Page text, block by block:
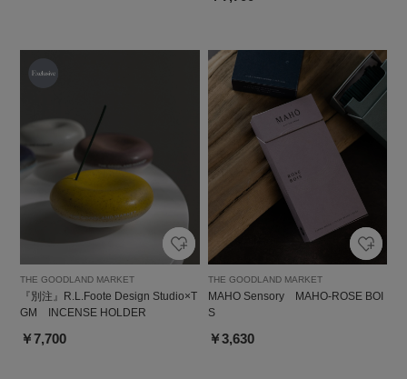
THE GOODLAND MARKET
『別注』R.L.Foote Design Studio×T
GM INCENSE HOLDER
￥7,700
THE GOODLAND MARKET
MAHO Sensory MAHO-ROSE BOI
S
￥3,630